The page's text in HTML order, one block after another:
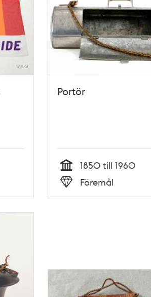
Portör
Tid
1850 till 1960
Typ
Föremål